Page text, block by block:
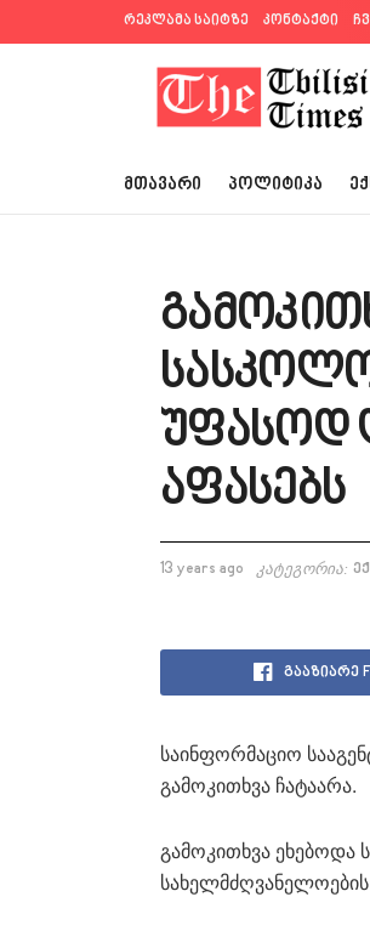
რეკლამა საიტზე კონტაქტი
ᲛᲗᲐᲕᲐᲠᲘ ᲞᲝᲚᲘᲢᲘᲙᲐ
უფასოდ
აფასებს
13 years ago კატეგორია:
გააზიარე
საინფორმაციო
გამოკითხვა ჩატაარა.
გამოკითხვა ეხებოდა